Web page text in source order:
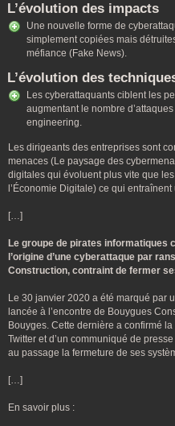
L’évolution des impacts
Une nouvelle forme de
simplement copiées mais
méfiance (Fake News).
L’évolution des
Les cyberattaquants ciblent les
augmentant le nombre
engineering.
Les dirigeants des entreprises sont
menaces (Le paysage des
digitales qui évoluent plus vite que
l’Économie Digitale) ce qui
[…]
Le groupe de pirates informatiques
l’origine d’une cyberattaque par
Construction, contraint de fermer
Le 30 janvier 2020 a été marqué par
lancée à l’encontre de Bouygues
Bouyges. Cette dernière a confirmé
Twitter et d’un communiqué de
au passage la fermeture de ses
[…]
En savoir plus :